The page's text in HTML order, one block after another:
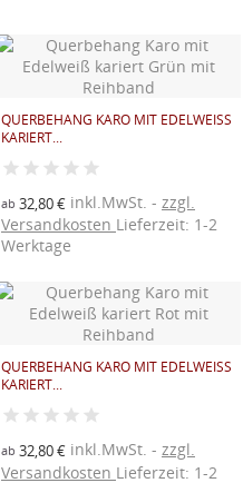
QUERBEHANG KARO MIT EDELWEISS K
ARIERT...
ab 32,80 € inkl.MwSt.
zzgl.
Versandkosten Lieferzeit: 1-2
Werktage
QUERBEHANG KARO MIT EDELWEISS K
ARIERT...
ab 32,80 € inkl.MwSt.
zzgl.
Versandkosten Lieferzeit: 1-2